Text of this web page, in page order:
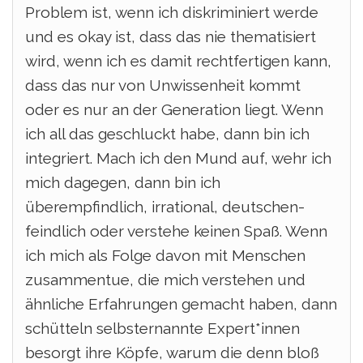
Problem ist, wenn ich diskriminiert werde
und es okay ist, dass das nie thematisiert
wird, wenn ich es damit rechtfertigen kann,
dass das nur von Unwissenheit kommt
oder es nur an der Generation liegt. Wenn
ich all das geschluckt habe, dann bin ich
integriert. Mach ich den Mund auf, wehr ich
mich dagegen, dann bin ich
überempfindlich, irrational, deutschen-
feindlich oder verstehe keinen Spaß. Wenn
ich mich als Folge davon mit Menschen
zusammentue, die mich verstehen und
ähnliche Erfahrungen gemacht haben, dann
schütteln selbsternannte Expert*innen
besorgt ihre Köpfe, warum die denn bloß